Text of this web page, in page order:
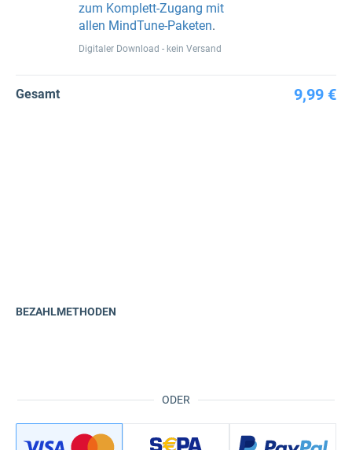
zum Komplett-Zugang mit
allen MindTune-Paketen.
Digitaler Download - kein Versand
Gesamt 9,99 €
ODER
BEZAHLMETHODEN